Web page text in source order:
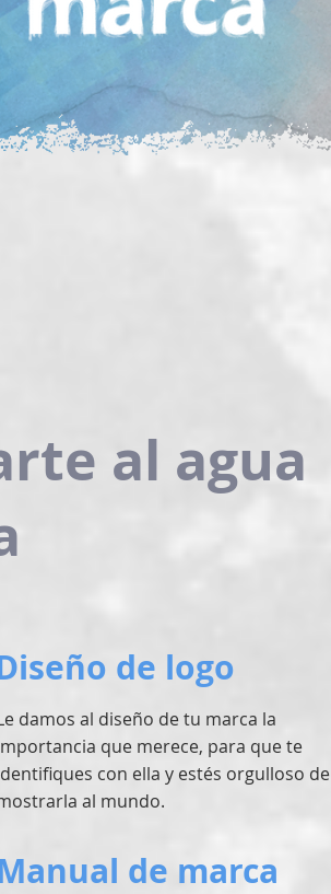
al agua
de logo
damos al diseño de tu marca la
que merece, para que te
con ella y estés orgulloso de
al mundo.
de marca